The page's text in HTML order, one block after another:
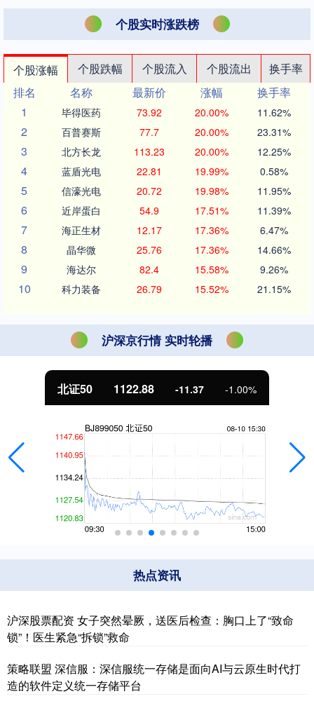
个股实时涨跌榜
个股涨幅 个股跌幅 个股流入 个股流出
换手率
排名
名称 最新价 涨幅
换手率
1
毕得医药 73.92 20.00% 11.62%
2 百普赛斯 77.7 20.00% 23.31%
3 北方长龙 113.23 20.00% 12.25%
4 蓝盾光电 22.81 19.99% 0.58%
5 信濠光电 20.72 19.98% 11.95%
6 近岸蛋白 54.9 17.51% 11.39%
7 海正生材 12.17 17.36% 6.47%
8 晶华微 25.76 17.36% 14.66%
9 海达尔 82.4 15.58% 9.26%
10 科力装备 26.79 15.52% 21.15%
沪深京行情 实时轮播
北证50 1122.88 -11.37 -1.00%
热点资讯
沪深股票配资 女子突然晕厥，送医后检查：胸口上了“致命
锁”！医生紧急“拆锁”救命
策略联盟 深信服：深信服统一存储是面向AI与云原生时代打
造的软件定义统一存储平台